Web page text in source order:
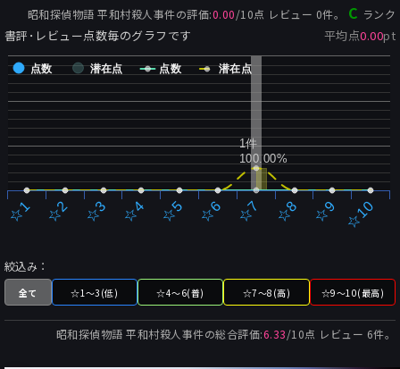
昭和探偵物語 平和村殺人事件の評価:0.00/10点 レビュー 0件。 C ランク
書評･レビュー点数毎のグラフです 平均点0.00pt
点数 潜在点 点数 潜在点
☆1 ☆2 ☆3 ☆4 ☆5 ☆6 ☆7 ☆8 ☆9 ☆10
1件
100.00%
絞込み：
全て ☆1～3(低) ☆4～6(普) ☆7～8(高) ☆9～10(最高)
昭和探偵物語 平和村殺人事件の総合評価:6.33/10点 レビュー 6件。